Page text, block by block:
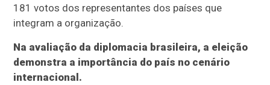
181 votos dos representantes dos países que
integram a organização.
Na avaliação da diplomacia brasileira, a eleição
demonstra a importância do país no cenário
internacional.